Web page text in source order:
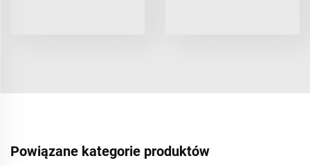
Powiązane kategorie produktów